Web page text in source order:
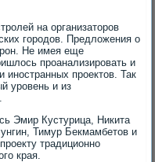
на организаторов
городов. Предложения о
Не имея еще
проанализировать и
иностранных проектов. Так
уровень и из
Эмир Кустурица, Никита
Тимур Бекмамбетов и
традиционно
края.